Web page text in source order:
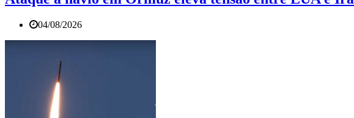
04/08/2026